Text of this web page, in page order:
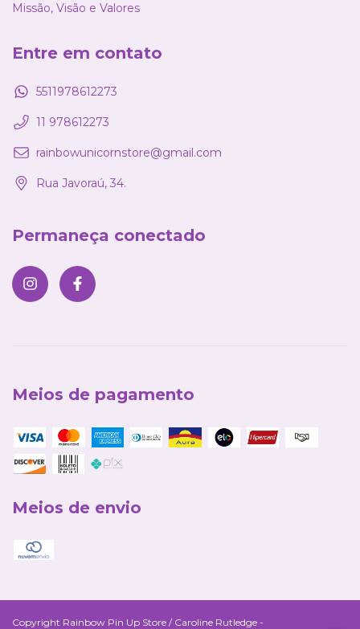
Missão, Visão e Valores
Entre em contato
5511978612273
11 978612273
rainbowunicornstore@gmail.com
Rua Javoraú, 34.
Permaneça conectado
Meios de pagamento
Meios de envio
Copyright Rainbow Pin Up Store / Caroline Rutledge -